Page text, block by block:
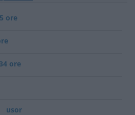
ore
ore
usor